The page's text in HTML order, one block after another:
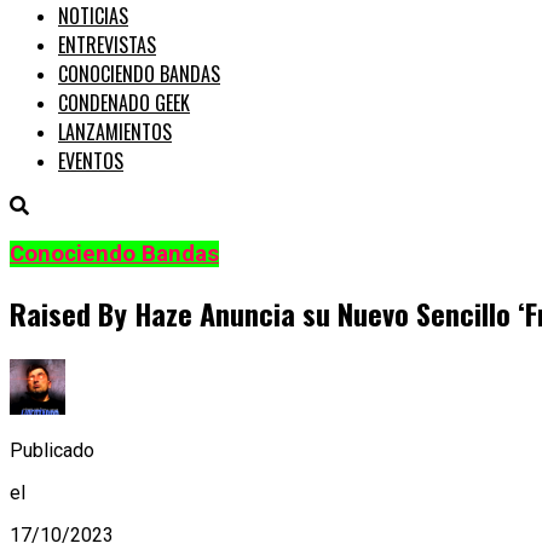
NOTICIAS
ENTREVISTAS
CONOCIENDO BANDAS
CONDENADO GEEK
LANZAMIENTOS
EVENTOS
Conociendo Bandas
Raised By Haze Anuncia su Nuevo Sencillo
Publicado
el
17/10/2023